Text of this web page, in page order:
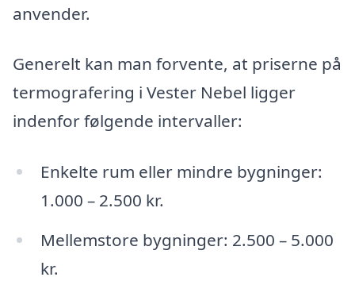
anvender.
Generelt kan man forvente, at priserne på
termografering i Vester Nebel ligger
indenfor følgende intervaller:
Enkelte rum eller mindre bygninger:
1.000 – 2.500 kr.
Mellemstore bygninger: 2.500 – 5.000
kr.